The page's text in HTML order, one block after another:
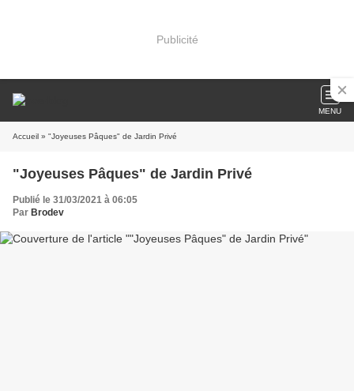
Publicité
MENU
Accueil » "Joyeuses Pâques" de Jardin Privé
"Joyeuses Pâques" de Jardin Privé
Publié le 31/03/2021 à 06:05
Par Brodev